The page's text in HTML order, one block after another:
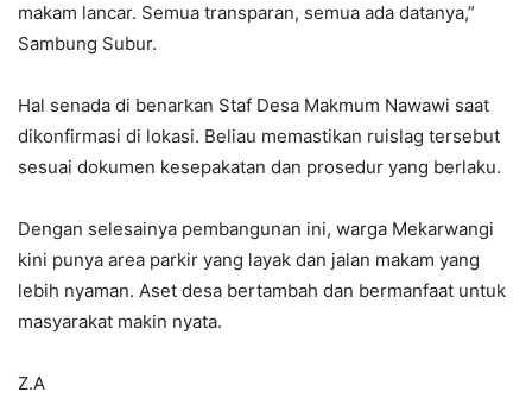
makam lancar. Semua transparan, semua ada datanya,”
Sambung Subur.
Hal senada di benarkan Staf Desa Makmum Nawawi saat
dikonfirmasi di lokasi. Beliau memastikan ruislag tersebut
sesuai dokumen kesepakatan dan prosedur yang berlaku.
Dengan selesainya pembangunan ini, warga Mekarwangi
kini punya area parkir yang layak dan jalan makam yang
lebih nyaman. Aset desa bertambah dan bermanfaat untuk
masyarakat makin nyata.
Z.A